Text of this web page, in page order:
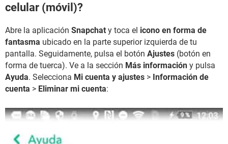
celular (móvil)?
Abre la aplicación Snapchat y toca el icono en forma de
fantasma ubicado en la parte superior izquierda de tu
pantalla. Seguidamente, pulsa el botón Ajustes (botón en
forma de tuerca). Ve a la sección Más información y pulsa
Ayuda. Selecciona Mi cuenta y ajustes > Información de
cuenta > Eliminar mi cuenta: